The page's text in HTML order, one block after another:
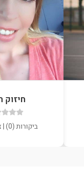
חיזוק
ביקורות (0) | ציון (0.00)